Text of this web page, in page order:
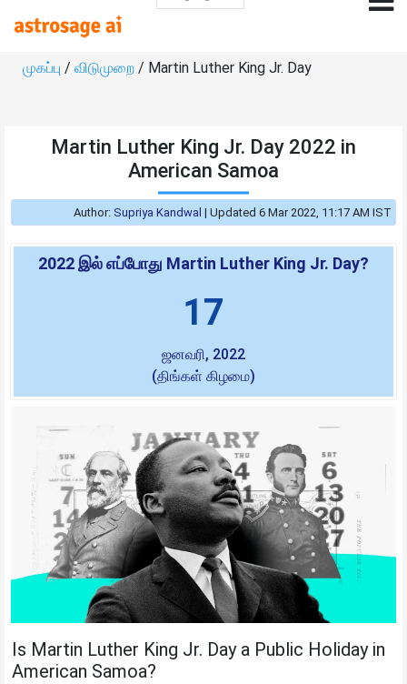
முகப்பு / விடுமுறை / Martin Luther King Jr. Day
Martin Luther King Jr. Day 2022 in
American Samoa
Author: Supriya Kandwal | Updated 6 Mar 2022, 11:17 AM IST
2022 இல் எப்போது Martin Luther King Jr. Day?
17
ஜனவரி, 2022
(திங்கள் கிழமை)
Is Martin Luther King Jr. Day a Public Holiday in
American Samoa?